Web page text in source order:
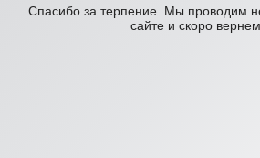
Спасибо за терпение. Мы проводим
сайте и скоро